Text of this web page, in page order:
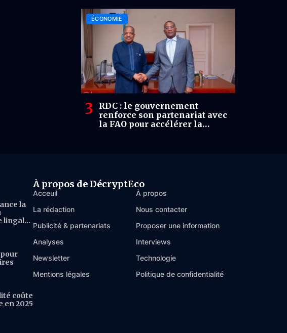
ÉCONOMIE
RDC : le gouvernement
renforce son partenariat avec
la FAO pour accélérer la
la
lingala
pour
coûte
en 2025
À propos de DécryptEco
Acceuil
À propos
La rédaction
Nous contacter
Publicité & partenariats
Proposer une information
Analyses
Interviews
Newsletter
Technologie
Mentions légales
Politique de confidentialité